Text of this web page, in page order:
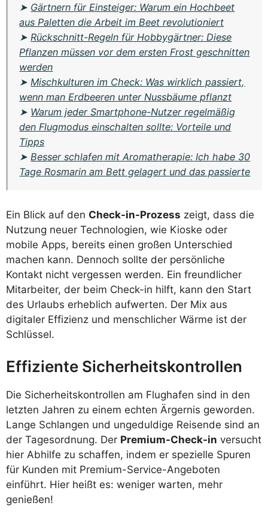
➤ Gärtnern für Einsteiger: Warum ein Hochbeet
aus Paletten die Arbeit im Beet revolutioniert
➤ Rückschnitt-Regeln für Hobbygärtner: Diese
Pflanzen müssen vor dem ersten Frost geschnitten
werden
➤ Mischkulturen im Check: Was wirklich passiert,
wenn man Erdbeeren unter Nussbäume pflanzt
➤ Warum jeder Smartphone-Nutzer regelmäßig
den Flugmodus einschalten sollte: Vorteile und
Tipps
➤ Besser schlafen mit Aromatherapie: Ich habe 30
Tage Rosmarin am Bett gelagert und das passierte
Ein Blick auf den Check-in-Prozess zeigt, dass die
Nutzung neuer Technologien, wie Kioske oder
mobile Apps, bereits einen großen Unterschied
machen kann. Dennoch sollte der persönliche
Kontakt nicht vergessen werden. Ein freundlicher
Mitarbeiter, der beim Check-in hilft, kann den Start
des Urlaubs erheblich aufwerten. Der Mix aus
digitaler Effizienz und menschlicher Wärme ist der
Schlüssel.
Effiziente Sicherheitskontrollen
Die Sicherheitskontrollen am Flughafen sind in den
letzten Jahren zu einem echten Ärgernis geworden.
Lange Schlangen und ungeduldige Reisende sind an
der Tagesordnung. Der Premium-Check-in versucht
hier Abhilfe zu schaffen, indem er spezielle Spuren
für Kunden mit Premium-Service-Angeboten
einführt. Hier heißt es: weniger warten, mehr
genießen!